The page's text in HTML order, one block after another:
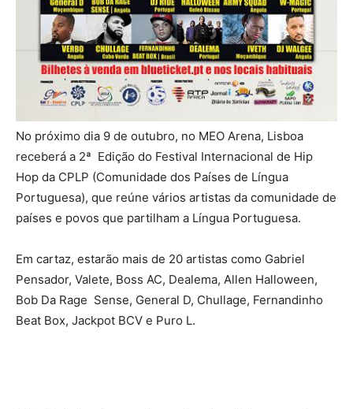
No próximo dia 9 de outubro, no MEO Arena, Lisboa
receberá a 2ª Edição do Festival Internacional de Hip
Hop da CPLP (Comunidade dos Países de Língua
Portuguesa), que reúne vários artistas da comunidade de
países e povos que partilham a Língua Portuguesa.
Em cartaz, estarão mais de 20 artistas como Gabriel
Pensador, Valete, Boss AC, Dealema, Allen Halloween,
Bob Da Rage Sense, General D, Chullage, Fernandinho
Beat Box, Jackpot BCV e Puro L.